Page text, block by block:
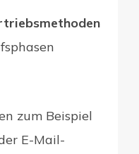
zum Beispiel
E-Mail-